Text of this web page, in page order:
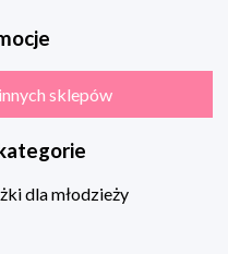
sklepów
dla młodzieży